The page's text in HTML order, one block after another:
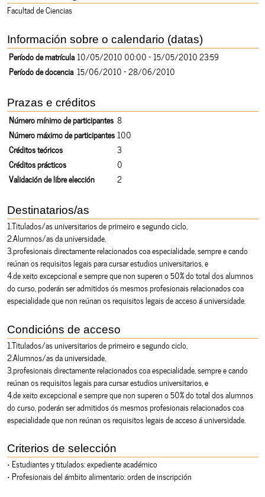
Facultad de Ciencias
Información sobre o calendario (datas)
Período de matrícula 10/05/2010 00:00 - 15/05/2010 23:59
Período de docencia 15/06/2010 - 28/06/2010
Prazas e créditos
Número mínimo de participantes 8
Número máximo de participantes 100
Créditos teóricos
3
Créditos prácticos
0
Validación de libre elección
2
Destinatarios/as
1.Titulados/as universitarios de primeiro e segundo ciclo,
2.Alumnos/as da universidade,
3.profesionais directamente relacionados coa especialidade, sempre e cando
reúnan os requisitos legais para cursar estudios universitarios, e
4.de xeito excepcional e sempre que non superen o 50% do total dos alumnos
do curso, poderán ser admitidos ós mesmos profesionais relacionados coa
especialidade que non reúnan os requisitos legais de acceso á universidade.
Condicións de acceso
1.Titulados/as universitarios de primeiro e segundo ciclo,
2.Alumnos/as da universidade,
3.profesionais directamente relacionados coa especialidade, sempre e cando
reúnan os requisitos legais para cursar estudios universitarios, e
4.de xeito excepcional e sempre que non superen o 50% do total dos alumnos
do curso, poderán ser admitidos ós mesmos profesionais relacionados coa
especialidade que non reúnan os requisitos legais de acceso á universidade.
Criterios de selección
• Estudiantes y titulados: expediente académico
• Profesionais del ámbito alimentario: orden de inscripción